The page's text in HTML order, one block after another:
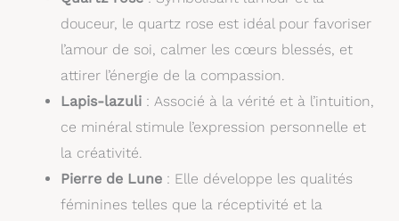
douceur, le quartz rose est idéal pour favoriser
l’amour de soi, calmer les cœurs blessés, et
attirer l’énergie de la compassion.
Lapis-lazuli : Associé à la vérité et à l’intuition,
ce minéral stimule l’expression personnelle et
la créativité.
Pierre de Lune : Elle développe les qualités
féminines telles que la réceptivité et la